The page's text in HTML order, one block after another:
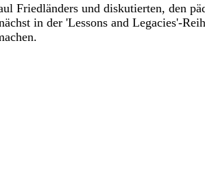
Friedländers und diskutierten, den
in der 'Lessons and Legacies'-